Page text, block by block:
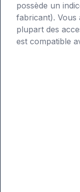
possède un
fabricant). Vous
plupart des
est compatible